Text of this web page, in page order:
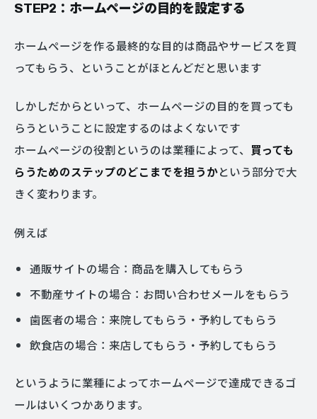
STEP2：ホームページの目的を設定する
ホームページを作る最終的な目的は商品やサービスを買
ってもらう、ということがほとんどだと思います
しかしだからといって、ホームページの目的を買っても
らうということに設定するのはよくないです
ホームページの役割というのは業種によって、 買っても
らうためのステップのどこまでを担うかという部分で大
きく変わります。
例えば
通販サイトの場合：商品を購入してもらう
不動産サイトの場合：お問い合わせメールをもらう
歯医者の場合：来院してもらう・予約してもらう
飲食店の場合：来店してもらう・予約してもらう
というように業種によってホームページで達成できるゴ
ールはいくつかあります。